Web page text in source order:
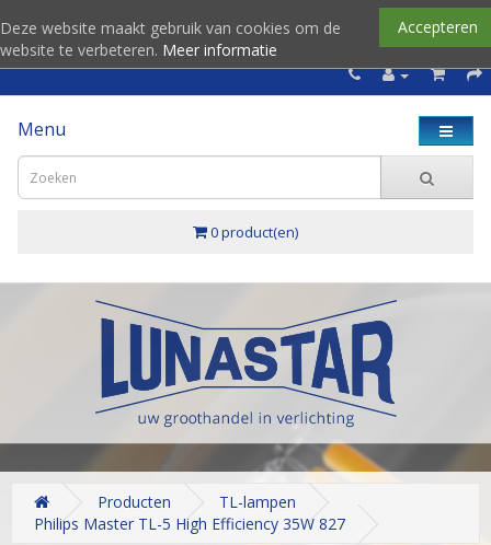
Accepteren
Deze website maakt gebruik van cookies om de
website te verbeteren. Meer informatie
Menu
0 product(en)
Producten
TL-lampen
Philips Master TL-5 High Efficiency 35W 827